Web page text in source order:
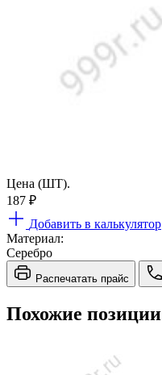
Цена (ШТ).
187 ₽
Добавить в калькулятор
Материал:
Серебро
Распечатать прайс
Похожие позиции